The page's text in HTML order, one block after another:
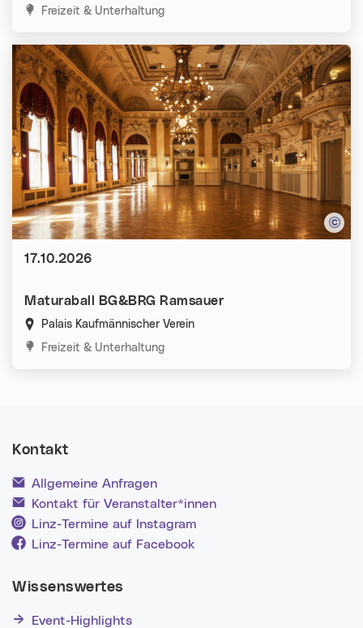
Kategorien:
Freizeit & Unterhaltung
Maturaball BG&BRG Ramsauer
Palais Kaufmännischer Verein
Kategorien:
Freizeit & Unterhaltung
Datum:
17.10.2026
Kontakt
Allgemeine Anfragen
Kontakt für Veranstalter*innen
Linz-Termine auf Instagram
Linz-Termine auf Facebook
Wissenswertes
Event-Highlights